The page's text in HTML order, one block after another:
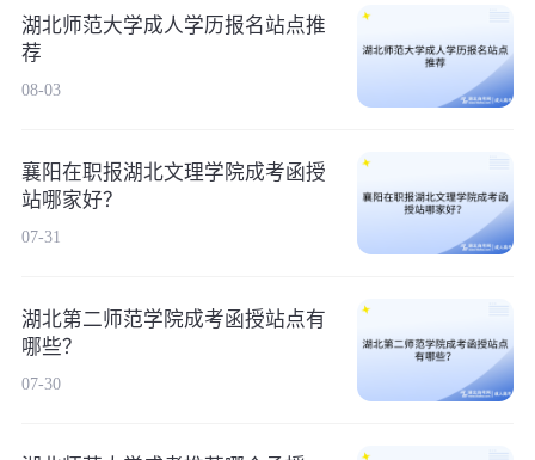
湖北师范大学成人学历报名站点推
荐
08-03
襄阳在职报湖北文理学院成考函授
站哪家好？
07-31
湖北第二师范学院成考函授站点有
哪些？
07-30